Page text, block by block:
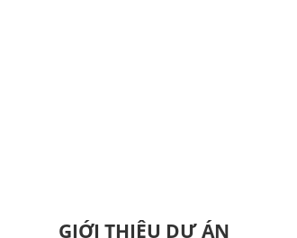
GIỚI THIỆU DỰ ÁN